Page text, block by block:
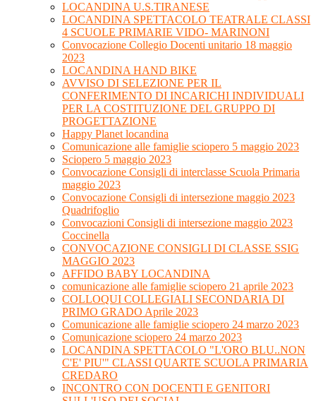
LOCANDINA U.S.TIRANESE
LOCANDINA SPETTACOLO TEATRALE CLASSI
4 SCUOLE PRIMARIE VIDO- MARINONI
Convocazione Collegio Docenti unitario 18 maggio
2023
LOCANDINA HAND BIKE
AVVISO DI SELEZIONE PER IL
CONFERIMENTO DI INCARICHI INDIVIDUALI
PER LA COSTITUZIONE DEL GRUPPO DI
PROGETTAZIONE
Happy Planet locandina
Comunicazione alle famiglie sciopero 5 maggio 2023
Sciopero 5 maggio 2023
Convocazione Consigli di interclasse Scuola Primaria
maggio 2023
Convocazione Consigli di intersezione maggio 2023
Quadrifoglio
Convocazioni Consigli di intersezione maggio 2023
Coccinella
CONVOCAZIONE CONSIGLI DI CLASSE SSIG
MAGGIO 2023
AFFIDO BABY LOCANDINA
comunicazione alle famiglie sciopero 21 aprile 2023
COLLOQUI COLLEGIALI SECONDARIA DI
PRIMO GRADO Aprile 2023
Comunicazione alle famiglie sciopero 24 marzo 2023
Comunicazione sciopero 24 marzo 2023
LOCANDINA SPETTACOLO "L'ORO BLU..NON
C'E' PIU'" CLASSI QUARTE SCUOLA PRIMARIA
CREDARO
INCONTRO CON DOCENTI E GENITORI